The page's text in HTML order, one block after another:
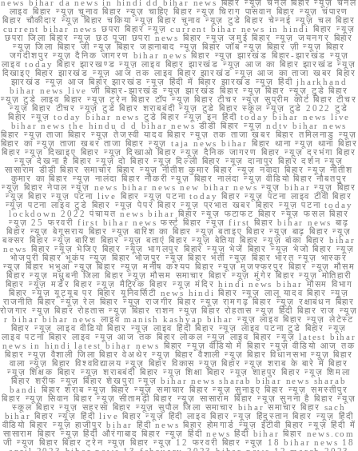
news bihar da news in hindi dd bihar news बिहार न्यूज़ चैनल बिहार न्यूज़ चैनल
लाइव बिहार न्यूज़ चुनाव बिहार न्यूज़ चाहिए बिहार न्यूज़ चिराग पासवान बिहार न्यूज़ चंपारण
बिहार चौकीदार न्यूज़ बिहार चकिया न्यूज़ बिहार चुनाव न्यूज़ टुडे बिहार चेन्नई न्यूज़ चल बिहार
current bihar news छपरा बिहार न्यूज़ current bihar news in hindi बिहार न्यूज़
छपरा जिला बिहार न्यूज़ छठ पूजा छपरा news बिहार न्यूज़ जमुई बिहार न्यूज़ जयनगर बिहार
न्यूज़ जिला बिहार जी न्यूज़ बिहार जहानाबाद न्यूज़ बिहार जॉब न्यूज़ बिहार ज़ी न्यूज़ बिहार
जगदीशपुर न्यूज़ दैनिक जागरण bihar news बिहार न्यूज़ झारखंड बिहार-झारखंड न्यूज़
लाइव today बिहार झारखण्ड न्यूज़ लाइव बिहार झारखंड न्यूज़ आज का बिहार झारखंड न्यूज़
दिखाइए बिहार झारखंड न्यूज़ आज तक लाइव बिहार झारखंड न्यूज़ आज का ताजा खबर बिहार
झारखंड न्यूज़ आज बिहार झारखंड न्यूज़ हिंदी में बिहार झारखंड न्यूज़ हिंदी jharkhand
bihar news live जी बिहार-झारखंड न्यूज़ झारखंड बिहार न्यूज़ बिहार न्यूज़ टुडे बिहार
न्यूज़ टुडे लाइव बिहार न्यूज़ ट्रेन बिहार टॉप न्यूज़ बिहार टीचर न्यूज़ सुप्रीम कोर्ट बिहार टीचर
न्यूज़ बिहार टीचर न्यूज़ टुडे बिहार शराबबंदी न्यूज़ टुडे बिहार स्कूल न्यूज़ टुडे 2022 टुडे
बिहार न्यूज़ today bihar news टुडे बिहार न्यूज़ इन हिंदी today bihar news live
bihar news the hindu d d bihar news डीडी बिहार न्यूज़ ndtv bihar news
बिहार न्यूज़ ताजा बिहार न्यूज़ तेजस्वी यादव बिहार न्यूज़ तक ताजा खबर बिहार तमिलनाडु न्यूज़
बिहार का न्यूज़ ताजा खबर ताजा बिहार न्यूज़ taja news bihar बिहार थाना न्यूज़ थाना बिहार
बिहार न्यूज़ दिखाइए बिहार न्यूज़ दिखाओ बिहार न्यूज़ दैनिक जागरण बिहार न्यूज़ दरभंगा बिहार
न्यूज़ देखना है बिहार न्यूज़ दो बिहार न्यूज़ दिल्ली बिहार न्यूज़ दानापुर बिहार दर्शन न्यूज़
सासाराम डीडी बिहार समाचार बिहार न्यूज़ नीतीश कुमार बिहार न्यूज़ नवादा बिहार न्यूज़ नीतीश
कुमार का बिहार न्यूज़ नालंदा बिहार नौकरी न्यूज़ बिहार नालंदा न्यूज़ वीडियो बिहार नौबतपुर
न्यूज़ बिहार नेपाल न्यूज़ news bihar news new bihar news न्यूज़ bihar न्यूज़ बिहार
न्यूज़ बिहार न्यूज़ पटना live बिहार न्यूज़ पटना today बिहार न्यूज़ पटना लाइव टीवी बिहार
न्यूज़ पटना लाइव टुडे बिहार न्यूज़ पेपर बिहार न्यूज़ प्रभात खबर बिहार न्यूज़ पटना today
lockdown 2022 पंचायत news bihar बिहार न्यूज़ फटाफट बिहार न्यूज़ फसल बिहार
न्यूज़ 25 फरवरी first bihar news फर्स्ट बिहार न्यूज़ first बिहार bihar news बाढ़
बिहार न्यूज़ बेगूसराय बिहार न्यूज़ बारिश का बिहार न्यूज़ बताइए बिहार न्यूज़ बाढ़ बिहार न्यूज़
बक्सर बिहार न्यूज़ बारिश बिहार न्यूज़ बताएं बिहार न्यूज़ बेतिया बिहार न्यूज़ बांका बिहार bihar
news बिहार न्यूज़ भेजिए बिहार न्यूज़ भागलपुर बिहार न्यूज़ भेजें बिहार न्यूज़ भेजो बिहार न्यूज़
भोजपुरी बिहार भूकंप न्यूज़ बिहार भोजपुर न्यूज़ बिहार भर्ती न्यूज़ बिहार भारत न्यूज़ भास्कर
न्यूज़ बिहार भभुआ न्यूज़ बिहार न्यूज़ मनीष कश्यप बिहार न्यूज़ मुजफ्फरपुर बिहार न्यूज़ मौसम
बिहार न्यूज़ मधुबनी जिला बिहार न्यूज़ मौसम समाचार बिहार न्यूज़ मुंगेर बिहार न्यूज़ मोतिहारी
बिहार न्यूज़ मर्डर बिहार न्यूज़ मैट्रिक बिहार न्यूज़ मंदिर hindi news bihar मौसम विभाग
बिहार न्यूज़ यूट्यूब पर बिहार यूनिवर्सिटी news hindi बिहार न्यूज़ लालू यादव बिहार न्यूज़
राजनीति बिहार न्यूज़ रेल बिहार न्यूज़ राजगीर बिहार न्यूज़ रामगढ़ बिहार न्यूज़ रक्षाबंधन बिहार
रोजगार न्यूज़ बिहार रोहतास न्यूज़ बिहार राशन न्यूज़ बिहार रोहतास न्यूज़ हिंदी बिहार राज न्यूज़
r bihar bihar news लाइव manish kashyap bihar न्यूज़ लाइव बिहार न्यूज़ लेटेस्ट
बिहार न्यूज़ लाइव वीडियो बिहार न्यूज़ लाइव हिंदी बिहार न्यूज़ लाइव पटना टुडे बिहार न्यूज़
लाइव पटना बिहार लाइव न्यूज़ आज तक बिहार लोकल न्यूज़ लाइव बिहार न्यूज़ latest bihar
news in hindi latest bihar news बिहार न्यूज़ वीडियो में बिहार न्यूज़ वीडियो आज तक
बिहार न्यूज़ वैशाली जिला बिहार वेअथेर न्यूज़ बिहार वैशाली न्यूज़ बिहार विधानसभा न्यूज़ बिहार
वाला न्यूज़ बिहार विश्वविद्यालय न्यूज़ बिहार विकास न्यूज़ बिहार न्यूज़ शराब के बारे में बिहार
न्यूज़ शिक्षक बिहार न्यूज़ शराबबंदी बिहार न्यूज़ शिक्षा बिहार न्यूज़ शाहपुर बिहार न्यूज़ शिमला
बिहार शरीफ न्यूज़ बिहार शेखपुरा न्यूज़ bihar news sharab bihar news sharab
bandi बिहार शराब न्यूज़ बिहार न्यूज़ समाचार बिहार न्यूज़ सुनाइए बिहार न्यूज़ समस्तीपुर
बिहार न्यूज़ सिवान बिहार न्यूज़ सीतामढ़ी बिहार न्यूज़ सासाराम बिहार न्यूज़ सुनना है बिहार न्यूज़
स्कूल बिहार न्यूज़ सहरसा बिहार न्यूज़ सुपौल जिला समाचार bihar समाचार बिहार sach
bihar बिहार न्यूज़ हिंदी live बिहार न्यूज़ हिंदी लाइव बिहार न्यूज़ हिंदुस्तान बिहार न्यूज़ हिंदी
वीडियो बिहार न्यूज़ हाजीपुर bihar हिंदी news बिहार होमगार्ड न्यूज़ ईटीवी बिहार न्यूज़ हिंदी में
सासाराम बिहार न्यूज़ हिंदी औरंगाबाद बिहार न्यूज़ हिंदी news हिंदी bihar बिहार news.com
जी न्यूज बिहार बिहार ट्रेन न्यूज़ बिहार न्यूज़ 12 फरवरी बिहार न्यूज़ 18 bihar news 18